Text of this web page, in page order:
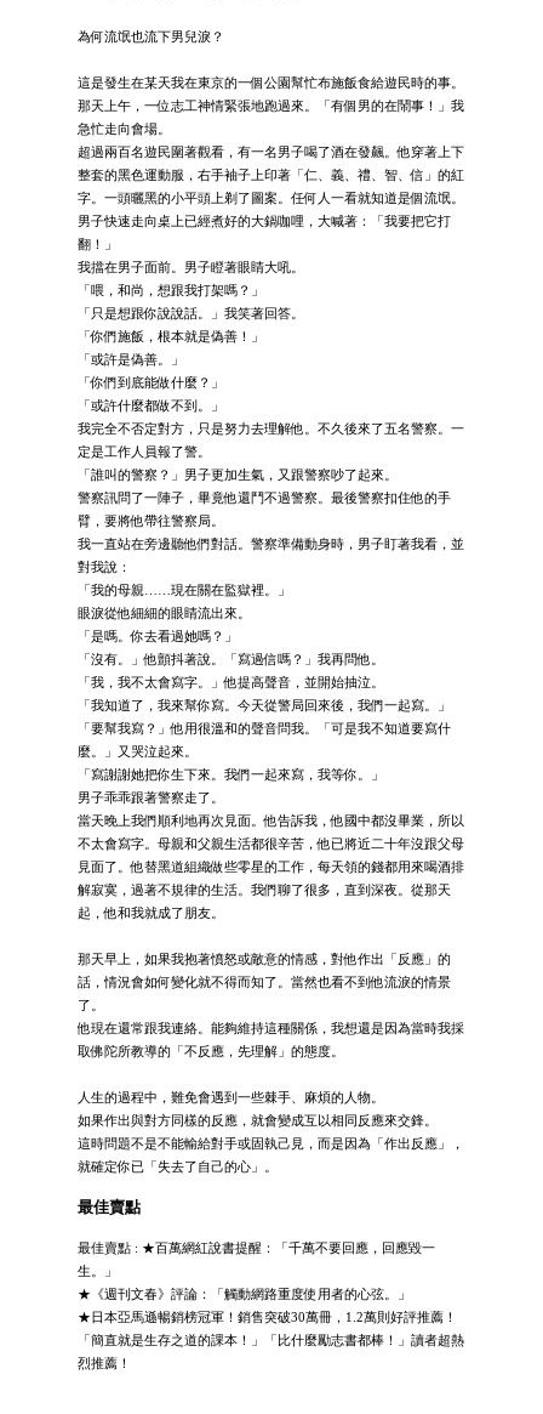
為何流氓也流下男兒淚？
這是發生在某天我在東京的一個公園幫忙布施飯食給遊民時的事。
那天上午，一位志工神情緊張地跑過來。「有個男的在鬧事！」我
急忙走向會場。
超過兩百名遊民圍著觀看，有一名男子喝了酒在發飆。他穿著上下
整套的黑色運動服，右手袖子上印著「仁、義、禮、智、信」的紅
字。一頭曬黑的小平頭上剃了圖案。任何人一看就知道是個流氓。
男子快速走向桌上已經煮好的大鍋咖哩，大喊著：「我要把它打
翻！」
我擋在男子面前。男子瞪著眼睛大吼。
「喂，和尚，想跟我打架嗎？」
「只是想跟你說說話。」我笑著回答。
「你們施飯，根本就是偽善！」
「或許是偽善。」
「你們到底能做什麼？」
「或許什麼都做不到。」
我完全不否定對方，只是努力去理解他。不久後來了五名警察。一
定是工作人員報了警。
「誰叫的警察？」男子更加生氣，又跟警察吵了起來。
警察訊問了一陣子，畢竟他還鬥不過警察。最後警察扣住他的手
臂，要將他帶往警察局。
我一直站在旁邊聽他們對話。警察準備動身時，男子盯著我看，並
對我說：
「我的母親……現在關在監獄裡。」
眼淚從他細細的眼睛流出來。
「是嗎。你去看過她嗎？」
「沒有。」他顫抖著說。「寫過信嗎？」我再問他。
「我，我不太會寫字。」他提高聲音，並開始抽泣。
「我知道了，我來幫你寫。今天從警局回來後，我們一起寫。」
「要幫我寫？」他用很溫和的聲音問我。「可是我不知道要寫什
麼。」又哭泣起來。
「寫謝謝她把你生下來。我們一起來寫，我等你。」
男子乖乖跟著警察走了。
當天晚上我們順利地再次見面。他告訴我，他國中都沒畢業，所以
不太會寫字。母親和父親生活都很辛苦，他已將近二十年沒跟父母
見面了。他替黑道組織做些零星的工作，每天領的錢都用來喝酒排
解寂寞，過著不規律的生活。我們聊了很多，直到深夜。從那天
起，他和我就成了朋友。
那天早上，如果我抱著憤怒或敵意的情感，對他作出「反應」的
話，情況會如何變化就不得而知了。當然也看不到他流淚的情景
了。
他現在還常跟我連絡。能夠維持這種關係，我想還是因為當時我採
取佛陀所教導的「不反應，先理解」的態度。
人生的過程中，難免會遇到一些棘手、麻煩的人物。
如果作出與對方同樣的反應，就會變成互以相同反應來交鋒。
這時問題不是不能輸給對手或固執己見，而是因為「作出反應」，
就確定你已「失去了自己的心」。
最佳賣點
最佳賣點 : ★百萬網紅說書提醒：「千萬不要回應，回應毀一
生。」
★《週刊文春》評論：「觸動網路重度使用者的心弦。」
★日本亞馬遜暢銷榜冠軍！銷售突破30萬冊，1.2萬則好評推薦！
「簡直就是生存之道的課本！」「比什麼勵志書都棒！」讀者超熱
烈推薦！